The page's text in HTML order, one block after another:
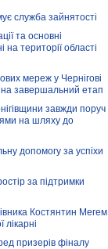
служба зайнятості
та основні
на території області
мереж у Чернігові
завершальний етап
завжди поруч
на шляху до
допомогу за успіхи
за підтримки
Костянтин Мегем
лікарні
призерів фіналу